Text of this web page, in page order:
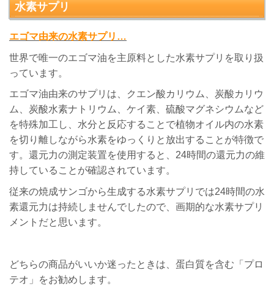
水素サプリ
エゴマ由来の水素サプリ…
世界で唯一のエゴマ油を主原料とした水素サプリを取り扱
っています。
エゴマ油由来のサプリは、クエン酸カリウム、炭酸カリウ
ム、炭酸水素ナトリウム、ケイ素、硫酸マグネシウムなど
を特殊加工し、水分と反応することで植物オイル内の水素
を切り離しながら水素をゆっくりと放出することが特徴で
す。還元力の測定装置を使用すると、24時間の還元力の維
持していることが確認されています。
従来の焼成サンゴから生成する水素サプリでは24時間の水
素還元力は持続しませんでしたので、画期的な水素サプリ
メントだと思います。
どちらの商品がいいか迷ったときは、蛋白質を含む「プロ
テオ」をお勧めします。